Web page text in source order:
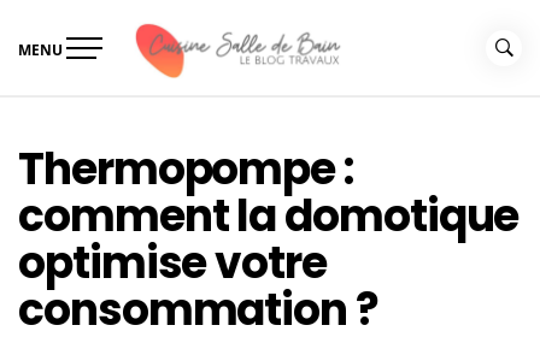
MENU
Thermopompe :
comment la domotique
optimise votre
consommation ?